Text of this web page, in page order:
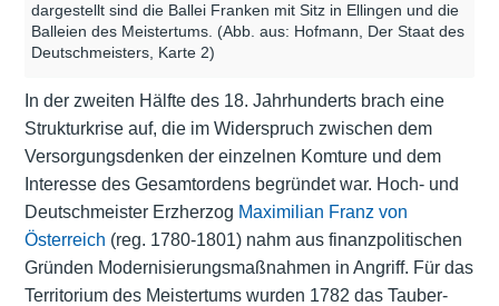
dargestellt sind die Ballei Franken mit Sitz in Ellingen und die
Balleien des Meistertums. (Abb. aus: Hofmann, Der Staat des
Deutschmeisters, Karte 2)
In der zweiten Hälfte des 18. Jahrhunderts brach eine
Strukturkrise auf, die im Widerspruch zwischen dem
Versorgungsdenken der einzelnen Komture und dem
Interesse des Gesamtordens begründet war. Hoch- und
Deutschmeister Erzherzog Maximilian Franz von
Österreich (reg. 1780-1801) nahm aus finanzpolitischen
Gründen Modernisierungsmaßnahmen in Angriff. Für das
Territorium des Meistertums wurden 1782 das Tauber-